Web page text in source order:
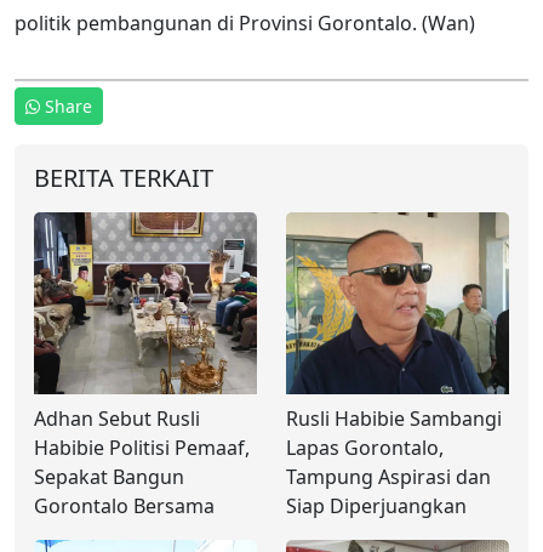
politik pembangunan di Provinsi Gorontalo. (Wan)
Share
BERITA TERKAIT
Adhan Sebut Rusli
Habibie Politisi Pemaaf,
Sepakat Bangun
Gorontalo Bersama
Rusli Habibie Sambangi
Lapas Gorontalo,
Tampung Aspirasi dan
Siap Diperjuangkan